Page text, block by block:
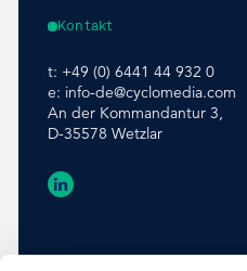
Kontakt
t: +49 (0) 6441 44 932 0
e: info-de@cyclomedia.com
An der Kommandantur 3,
D-35578 Wetzlar